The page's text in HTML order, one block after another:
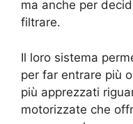
ma anche per
filtrare.
Il loro sistema
per far entrare più
più apprezzati
motorizzate che